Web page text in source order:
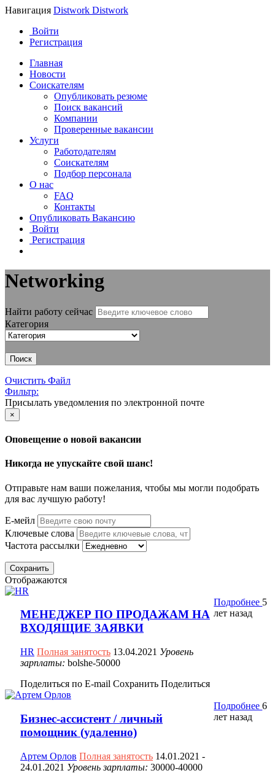
Навигация Distwork Distwork
Войти
Регистрация
Главная
Новости
Соискателям
Опубликовать резюме
Поиск вакансий
Компании
Проверенные вакансии
Услуги
Работодателям
Соискателям
Подбор персонала
О нас
FAQ
Контакты
Опубликовать Вакансию
Войти
Регистрация
Networking
Найти работу сейчас
Категория
Поиск
Очистить Файл
Фильтр:
Присылать уведомления по электронной почте
×
Оповещение о новой вакансии
Никогда не упускайте свой шанс!
Отправьте нам ваши пожелания, чтобы мы могли подобрать
для вас лучшую работу!
Е-мейл
Ключевые слова
Частота рассылки
Сохранить
Отображаются
МЕНЕДЖЕР ПО ПРОДАЖАМ НА
ВХОДЯЩИЕ ЗАЯВКИ
HR Полная занятость 13.04.2021 Уровень
зарплаты: bolshe-50000
Поделиться по E-mail Сохранить Поделиться
Подробнее 5
лет назад
Бизнес-ассистент / личный
помощник (удаленно)
Артем Орлов Полная занятость 14.01.2021 -
24.01.2021 Уровень зарплаты: 30000-40000
Подробнее6
лет назад